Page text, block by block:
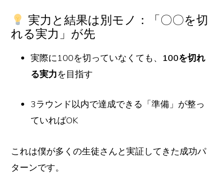
実力と結果は別モノ：「〇〇を切
れる実力」が先
実際に100を切っていなくても、 100を切れ
る実力を目指す
3ラウンド以内で達成できる「準備」が整っ
ていればOK
これは僕が多くの生徒さんと実証してきた成功パ
ターンです。